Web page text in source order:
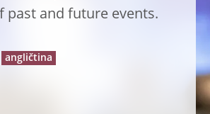
past and future events.